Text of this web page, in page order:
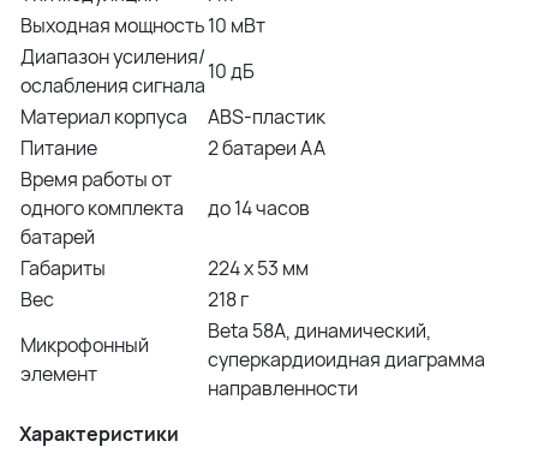
Выходная мощность10 мВт
Диапазон усиления/
ослабления сигнала
10 дБ
Материал корпуса
ABS-пластик
Питание
2 батареи АА
Время работы от
одного комплекта
батарей
до 14 часов
Габариты
224 x 53 мм
Вес
218 г
Микрофонный
элемент
Beta 58A, динамический,
суперкардиоидная диаграмма
направленности
Характеристики